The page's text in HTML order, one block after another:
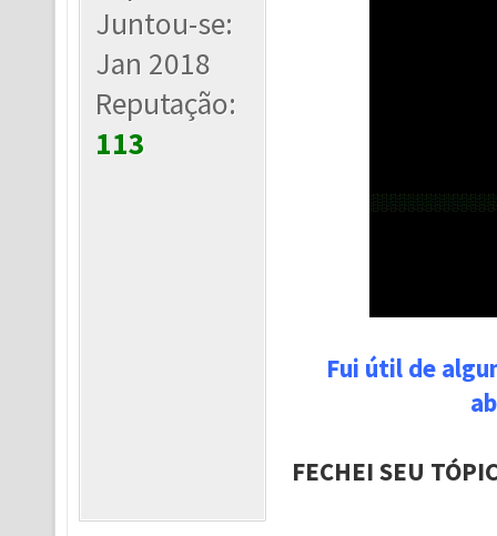
Juntou-se:
Jan 2018
Reputação:
113
Fui útil de
FECHEI SEU